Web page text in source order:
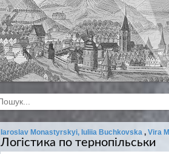
Iaroslav Monastyrskyi, Iuliia Buchkovska , Vira
Логістика по тернопільськи